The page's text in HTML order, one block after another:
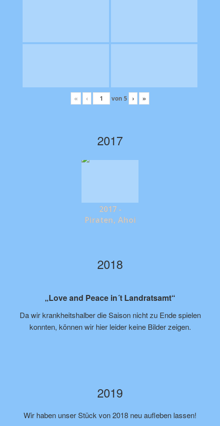
« ‹ von 5 › »
2017
2017 -
Piraten, Ahoi
2018
„Love and Peace in´t Landratsamt“
Da wir krankheitshalber die Saison nicht zu Ende spielen
konnten, können wir hier leider keine Bilder zeigen.
2019
Wir haben unser Stück von 2018 neu aufleben lassen!